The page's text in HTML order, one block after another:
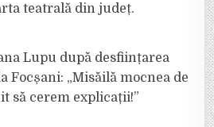
teatrală din județ.
Lupu după desființarea
Focșani: „Misăilă mocnea de
să cerem explicații!”